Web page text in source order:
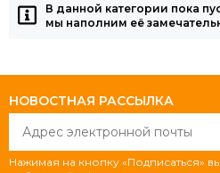
В данной категории пока
мы наполним её
НОВОСТНАЯ РАССЫЛКА
Нажимая на кнопку «Подписаться»